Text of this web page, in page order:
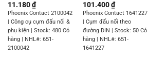
11.180₫
Phoenix Contact 2100042
| Công cụ cụm đấu nối &
phụ kiện | Stock: 480 Có
hàng | NHL#: 651-
2100042
101.400₫
Phoenix Contact 1641227
| Cụm đấu nối theo
đường DIN | Stock: 50 Có
hàng | NHL#: 651-
1641227